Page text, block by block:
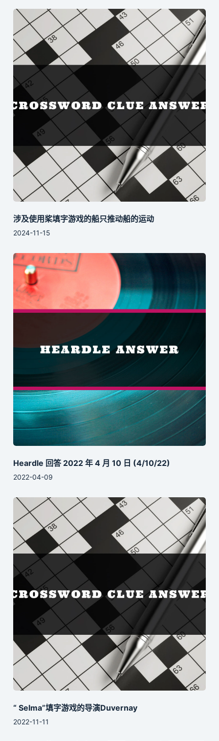
涉及使用桨填字游戏的船只推动船的运动
2024-11-15
Heardle 回答 2022 年 4 月 10 日 (4/10/22)
2022-04-09
“ Selma”填字游戏的导演Duvernay
2022-11-11